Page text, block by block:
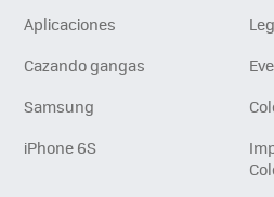
Aplicaciones
Cazando gangas
Samsung
iPhone 6S